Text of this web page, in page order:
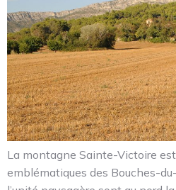
La montagne Sainte-Victoire
emblématiques des Bouches-